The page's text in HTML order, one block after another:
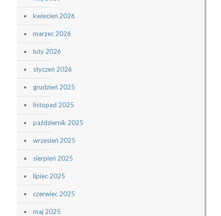
kwiecień 2026
marzec 2026
luty 2026
styczeń 2026
grudzień 2025
listopad 2025
październik 2025
wrzesień 2025
sierpień 2025
lipiec 2025
czerwiec 2025
maj 2025